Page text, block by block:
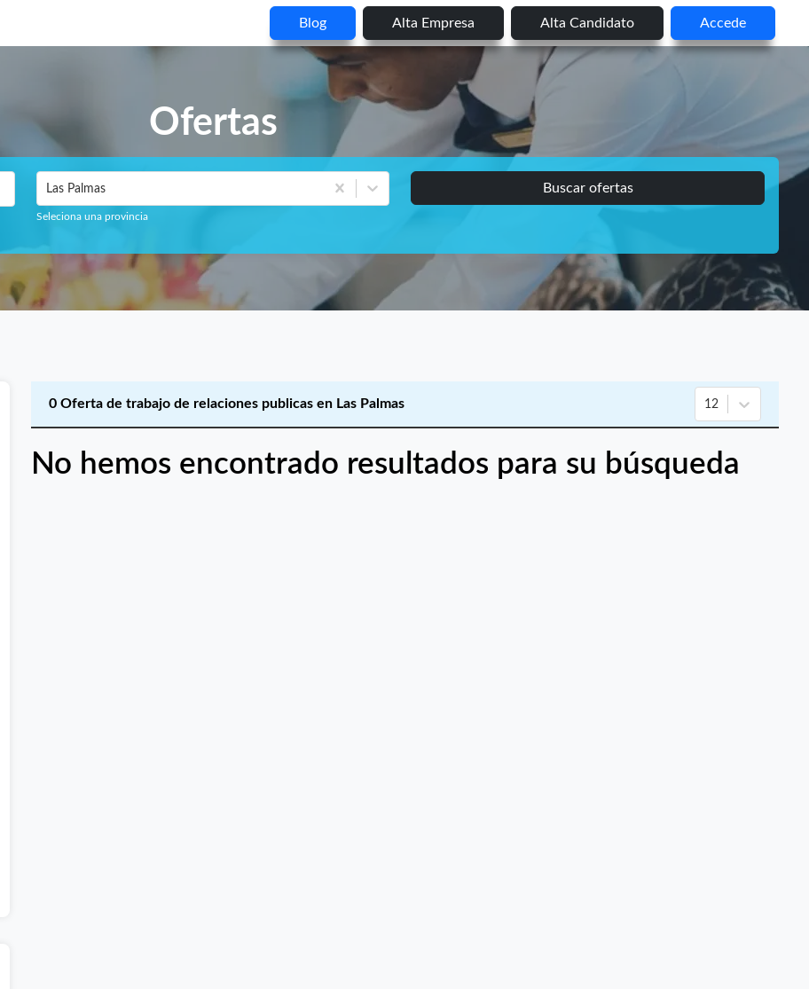
Blog Alta Empresa Alta Candidato Accede
Ofertas
Las Palmas
Seleciona una provincia
Buscar ofertas
0 Oferta de trabajo de relaciones publicas en Las Palmas 12
No hemos encontrado resultados para su búsqueda